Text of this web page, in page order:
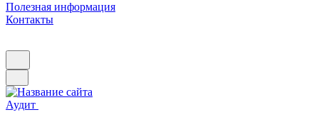
Полезная информация
Контакты
Аудит